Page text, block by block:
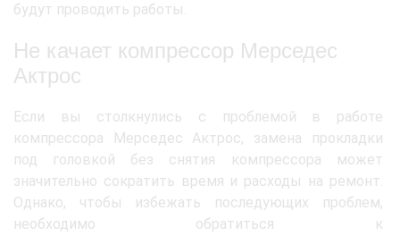
будут проводить работы.
Не качает компрессор Мерседес
Актрос
Если вы столкнулись с проблемой в работе
компрессора Мерседес Актрос, замена прокладки
под головкой без снятия компрессора может
значительно сократить время и расходы на ремонт.
Однако, чтобы избежать последующих проблем,
необходимо обратиться к